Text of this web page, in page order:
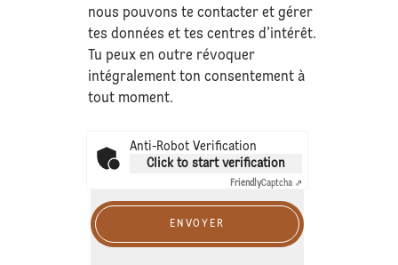
nous pouvons te contacter et gérer
tes données et tes centres d’intérêt.
Tu peux en outre révoquer
intégralement ton consentement à
tout moment.
Anti-Robot Verification
Click to start verification
FriendlyCaptcha ⇗
ENVOYER